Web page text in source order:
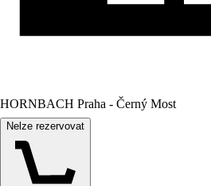
HORNBACH Praha - Černý Most
Nelze rezervovat